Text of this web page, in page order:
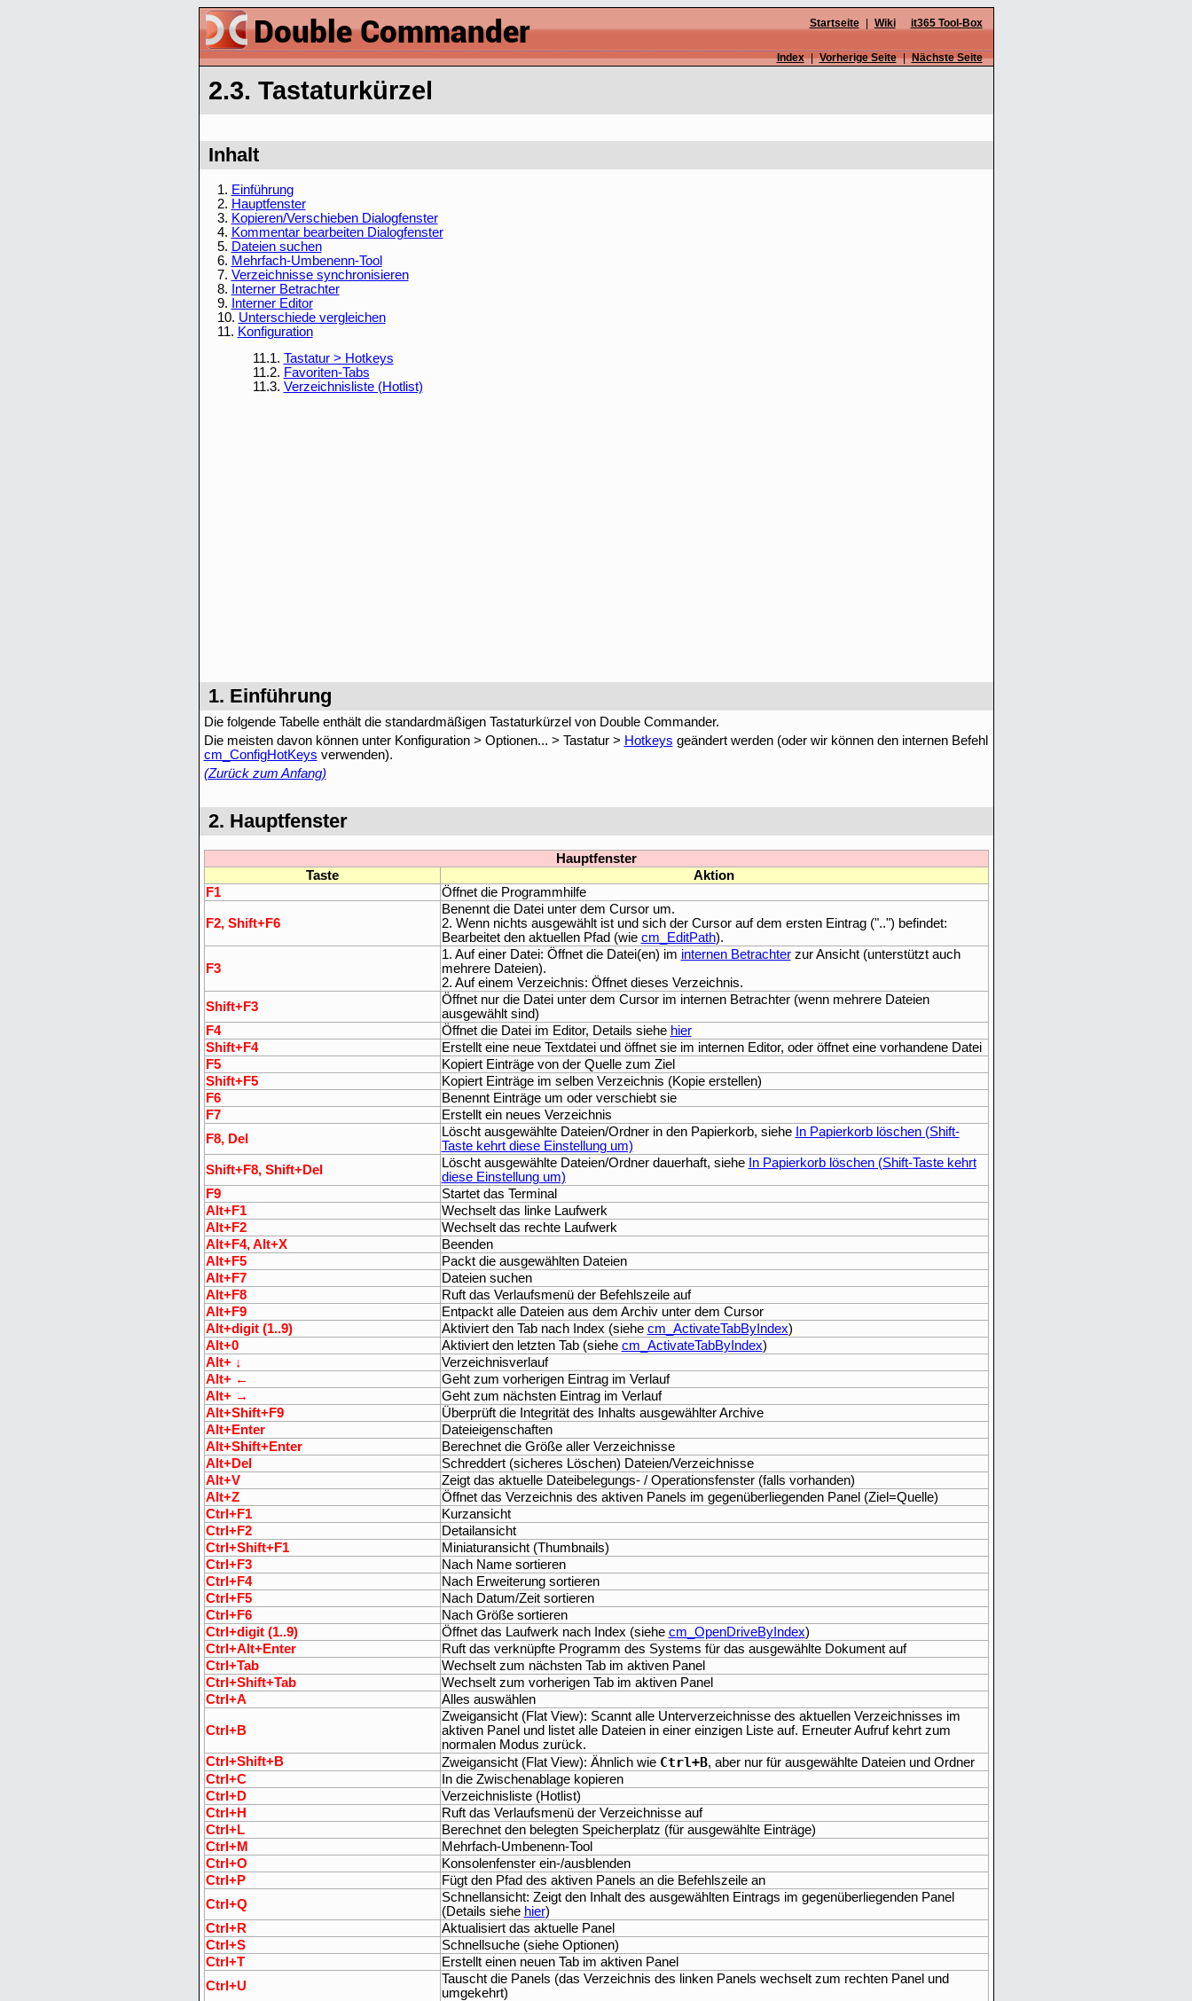
Startseite Wiki it365 Tool-Box
Index | Vorherige Seite | Nächste Seite
2.3. Tastaturkürzel
Inhalt
1. Einführung
2. Hauptfenster
3. Kopieren/Verschieben Dialogfenster
4. Kommentar bearbeiten Dialogfenster
5. Dateien suchen
6. Mehrfach-Umbenenn-Tool
7. Verzeichnisse synchronisieren
8.
Interner Betrachter
9.
Interner Editor
10. Unterschiede vergleichen
11. Konfiguration
11.1. Tastatur > Hotkeys
11.2. Favoriten-Tabs
11.3. Verzeichnisliste (Hotlist)
1. Einführung
Die folgende Tabelle enthält die standardmäßigen Tastaturkürzel von Double Commander.
Die meisten davon können unter Konfiguration > Optionen... > Tastatur > Hotkeys geändert werden (oder wir können den internen Befehl
cm_ConfigHotKeys verwenden).
(Zurück zum Anfang)
2. Hauptfenster
Hauptfenster
Taste
Aktion
F1
Öffnet die Programmhilfe
F2, Shift+F6
Benennt die Datei unter dem Cursor um.
2. Wenn nichts ausgewählt ist und sich der Cursor auf dem ersten Eintrag ("..") befindet:
Bearbeitet den aktuellen Pfad (wie cm_EditPath).
F3
1. Auf einer Datei: Öffnet die Datei(en) im internen Betrachterzur Ansicht (unterstützt auch
mehrere Dateien).
2. Auf einem Verzeichnis: Öffnet dieses Verzeichnis.
Shift+F3
Öffnet nur die Datei unter dem Cursor im internen Betrachter (wenn mehrere Dateien
ausgewählt sind)
F4
Öffnet die Datei im Editor, Details siehe hier
Shift+F4
Erstellt eine neue Textdatei und öffnet sie im internen Editor, oder öffnet eine vorhandene Datei
F5
Kopiert Einträge von der Quelle zum Ziel
Shift+F5
Kopiert Einträge im selben Verzeichnis (Kopie erstellen)
F6
Benennt Einträge um oder verschiebt sie
F7
Erstellt ein neues Verzeichnis
F8, Del
Löscht ausgewählte Dateien/Ordner in den Papierkorb, siehe In Papierkorb löschen (Shift-
Taste kehrt diese Einstellung um)
Shift+F8, Shift+Del
Löscht ausgewählte Dateien/Ordner dauerhaft, siehe In Papierkorb löschen (Shift-Taste kehrt
diese Einstellung um)
F9
Startet das Terminal
Alt+F1
Wechselt das linke Laufwerk
Alt+F2
Wechselt das rechte Laufwerk
Alt+F4, Alt+X
Beenden
Alt+F5
Packt die ausgewählten Dateien
Alt+F7
Dateien suchen
Alt+F8
Ruft das Verlaufsmenü der Befehlszeile auf
Alt+F9
Entpackt alle Dateien aus dem Archiv unter dem Cursor
Alt+digit (1..9)
Aktiviert den Tab nach Index (siehe cm_ActivateTabByIndex)
Alt+0
Aktiviert den letzten Tab (siehe cm_ActivateTabByIndex)
Alt+ ↓
Verzeichnisverlauf
Alt+ ←
Geht zum vorherigen Eintrag im Verlauf
Alt+ →
Geht zum nächsten Eintrag im Verlauf
Alt+Shift+F9
Überprüft die Integrität des Inhalts ausgewählter Archive
Alt+Enter
Dateieigenschaften
Alt+Shift+Enter
Berechnet die Größe aller Verzeichnisse
Alt+Del
Schreddert (sicheres Löschen) Dateien/Verzeichnisse
Alt+V
Zeigt das aktuelle Dateibelegungs- / Operationsfenster (falls vorhanden)
Alt+Z
Öffnet das Verzeichnis des aktiven Panels im gegenüberliegenden Panel (Ziel=Quelle)
Ctrl+F1
Kurzansicht
Ctrl+F2
Detailansicht
Ctrl+Shift+F1
Miniaturansicht (Thumbnails)
Ctrl+F3
Nach Name sortieren
Ctrl+F4
Nach Erweiterung sortieren
Ctrl+F5
Nach Datum/Zeit sortieren
Ctrl+F6
Nach Größe sortieren
Ctrl+digit (1..9)
Öffnet das Laufwerk nach Index (siehe cm_OpenDriveByIndex)
Ctrl+Alt+Enter
Ruft das verknüpfte Programm des Systems für das ausgewählte Dokument auf
Ctrl+Tab
Wechselt zum nächsten Tab im aktiven Panel
Ctrl+Shift+Tab
Wechselt zum vorherigen Tab im aktiven Panel
Ctrl+A
Alles auswählen
Ctrl+B
Zweigansicht (Flat View): Scannt alle Unterverzeichnisse des aktuellen Verzeichnisses im
aktiven Panel und listet alle Dateien in einer einzigen Liste auf. Erneuter Aufruf kehrt zum
normalen Modus zurück.
Ctrl+Shift+B
Zweigansicht (Flat View): Ähnlich wie Ctrl+B, aber nur für ausgewählte Dateien und Ordner
Ctrl+C
In die Zwischenablage kopieren
Ctrl+D
Verzeichnisliste (Hotlist)
Ctrl+H
Ruft das Verlaufsmenü der Verzeichnisse auf
Ctrl+L
Berechnet den belegten Speicherplatz (für ausgewählte Einträge)
Ctrl+M
Mehrfach-Umbenenn-Tool
Ctrl+O
Konsolenfenster ein-/ausblenden
Ctrl+P
Fügt den Pfad des aktiven Panels an die Befehlszeile an
Ctrl+Q
Schnellansicht: Zeigt den Inhalt des ausgewählten Eintrags im gegenüberliegenden Panel
(Details siehe hier)
Ctrl+R
Aktualisiert das aktuelle Panel
Ctrl+S
Schnellsuche (siehe Optionen)
Ctrl+T
Erstellt einen neuen Tab im aktiven Panel
Ctrl+U
Tauscht die Panels (das Verzeichnis des linken Panels wechselt zum rechten Panel und
umgekehrt)